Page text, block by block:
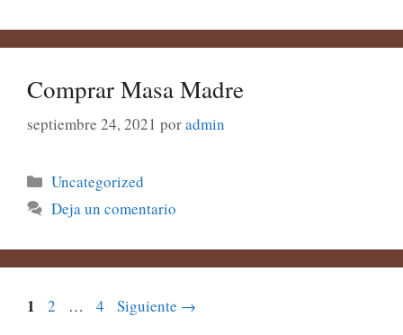
Comprar Masa Madre
septiembre 24, 2021 poradmin
Categorías
Uncategorized
Deja un comentario
Página
1 Página
2 … Página
4 Siguiente →